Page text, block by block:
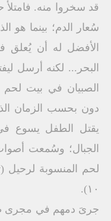
قد سخروا منه.
سُعار الدم؛ بينما هو
الأفضل له أن
البحر... لكنه أرسل
الصبيان في بيت
دون بحسب الزمان
يقتل الطفل يسوع
الجبال؛ وسُمعت
١٠).
جرىَ دمهم في مجرى